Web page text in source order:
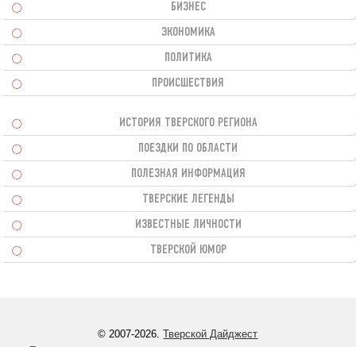
БИЗНЕС
ЭКОНОМИКА
ПОЛИТИКА
ПРОИСШЕСТВИЯ
ИСТОРИЯ ТВЕРСКОГО РЕГИОНА
ПОЕЗДКИ ПО ОБЛАСТИ
ПОЛЕЗНАЯ ИНФОРМАЦИЯ
ТВЕРСКИЕ ЛЕГЕНДЫ
ИЗВЕСТНЫЕ ЛИЧНОСТИ
ТВЕРСКОЙ ЮМОР
© 2007-2026.Тверской Дайджест